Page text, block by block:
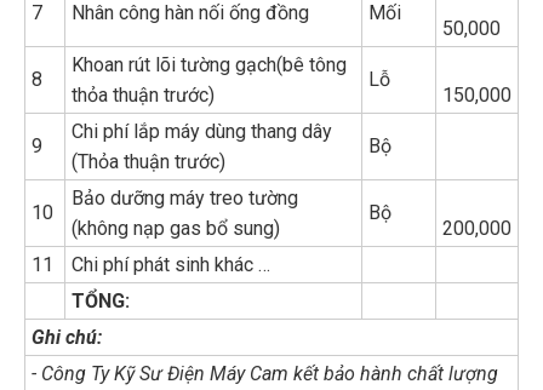
7 Nhân công hàn nối ống đồng Mối
50,000
8
Khoan rút lõi tường gạch(bê tông
thỏa thuận trước)
Lỗ
150,000
9
Chi phí lắp máy dùng thang dây
(Thỏa thuận trước)
Bộ
10
Bảo dưỡng máy treo tường
(không nạp gas bổ sung)
Bộ
200,000
11
Chi phí phát sinh khác …
TỔNG:
Ghi chú:
- Công Ty Kỹ Sư Điện Máy Cam kết bảo hành chất lượng